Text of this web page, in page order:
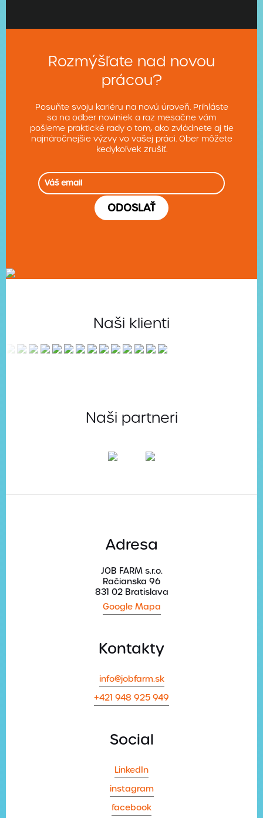
Rozmýšľate nad novou
prácou?
Posuňte svoju kariéru na novú úroveň. Prihláste
sa na odber noviniek a raz mesačne vám
pošleme praktické rady o tom, ako zvládnete aj tie
najnáročnejšie výzvy vo vašej práci. Ober môžete
kedykoľvek zrušiť.
Naši klienti
Naši partneri
Adresa
JOB FARM s.r.o.
Račianska 96
831 02 Bratislava
Google Mapa
Kontakty
info@jobfarm.sk
+421 948 925 949
Social
LinkedIn
instagram
facebook